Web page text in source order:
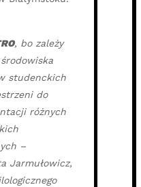
, bo zależy
studenckich
do
różnych
–
Jarmułowicz,